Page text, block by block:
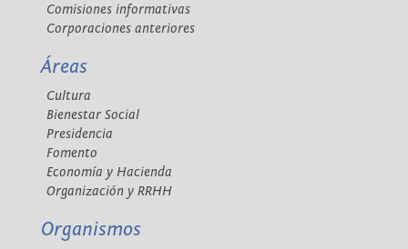
Comisiones informativas
Corporaciones anteriores
Áreas
Cultura
Bienestar Social
Presidencia
Fomento
Economía y Hacienda
Organización y RRHH
Organismos